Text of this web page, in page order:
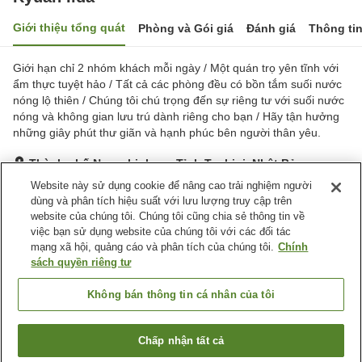
Giới thiệu tổng quát Phòng và Gói giá Đánh giá Thông
Giới hạn chỉ 2 nhóm khách mỗi ngày / Một quán trọ yên tĩnh với
ẩm thực tuyệt hảo / Tất cả các phòng đều có bồn tắm suối nước
nóng lộ thiên / Chúng tôi chú trọng đến sự riêng tư với suối nước
nóng và không gian lưu trú dành riêng cho bạn / Hãy tận hưởng
những giây phút thư giãn và hạnh phúc bên người thân yêu.
Thành phố Nasushiobara, Tỉnh Tochigi, Nhật Bản
Hiển thị trên bản đồ
Xuất sắc Đánh giá:28lượt
Tiện nghi chỗ nghỉ
Wi-Fi
Suối nước nóng trong nhà
Khu hút thuốc riêng
Bãi đỗ xe miễn phí
Tỉnh Tochigi
Tìm phòng trống
Website này sử dụng cookie để nâng cao trải nghiệm người
dùng và phân tích hiệu suất với lưu lượng truy cập trên
website của chúng tôi. Chúng tôi cũng chia sẻ thông tin về
việc bạn sử dụng website của chúng tôi với các đối tác
mạng xã hội, quảng cáo và phân tích của chúng tôi. Chính
sách quyền riêng tư
Không bán thông tin cá nhân của tôi
Chấp nhận tất cả